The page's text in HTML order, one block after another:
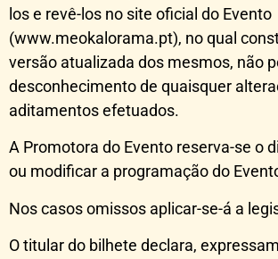
los e revê-los no site oficial do Evento
(www.meokalorama.pt), no qual
versão atualizada dos mesmos, não
desconhecimento de quaisquer
aditamentos efetuados.
A Promotora do Evento reserva-se o
ou modificar a programação do
Nos casos omissos aplicar-se-á a
O titular do bilhete declara,